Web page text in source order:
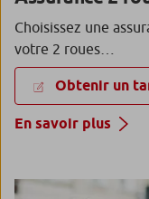
Choisissez une
votre 2 roues…
Obtenir un
En savoir plus